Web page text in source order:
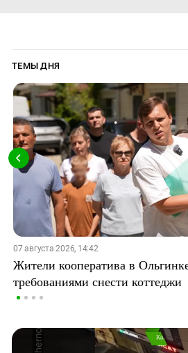
ТЕМЫ ДНЯ
07 августа 2026, 14:42
Жители кооператива в
требованиями снести коттеджи